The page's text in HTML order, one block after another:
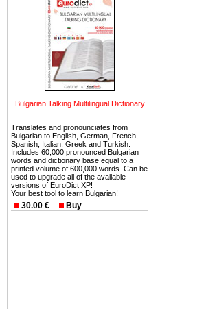
Bulgarian Talking Multilingual Dictionary
Translates and pronounciates from
Bulgarian to English, German, French,
Spanish, Italian, Greek and Turkish.
Includes 60,000 pronounced Bulgarian
words and dictionary base equal to a
printed volume of 600,000 words. Can be
used to upgrade all of the available
versions of EuroDict XP!
Your best tool to learn Bulgarian!
30.00 € Buy